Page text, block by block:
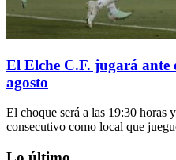
El Elche C.F. jugará ante
agosto
El choque será a las 19:30 horas
consecutivo como local que